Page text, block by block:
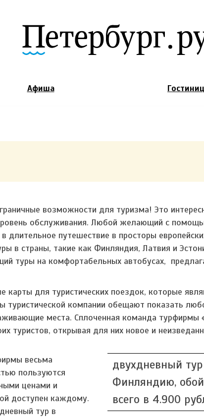
Афиша
возможности для туризма! Это
обслуживания. Любой желающий с
длительное путешествие в просторы
в страны, такие как Финляндия, Латвия и
туры на комфортабельных автобусах,
карты для туристических поездок, которые
туристической компании обещают показать
места. Сплоченная команда турфирмы
туристов, открывая для них новое и
двухдневный
Финляндию,
всего в 4.900
весьма
пользуются
ценами и
доступен каждому.
тур в